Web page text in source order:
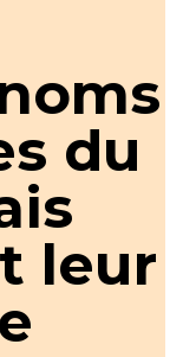
du
leur